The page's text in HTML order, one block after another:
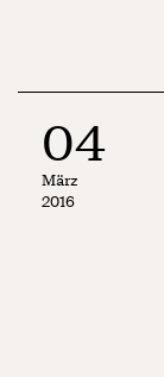
04
März
2016